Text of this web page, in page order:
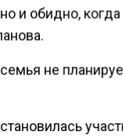
и обидно,
не